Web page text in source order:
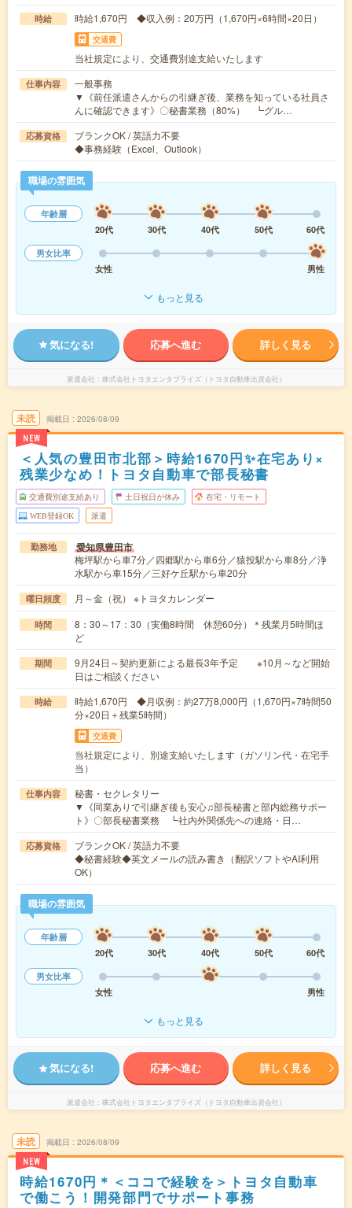
時給 時給1,670円 ◆収入例：20万円（1,670円×6時間×20日）
交通費
当社規定により、交通費別途支給いたします
仕事内容
一般事務
▼《前任派遣さんからの引継ぎ後、業務を知っている社員さ
んに確認できます》〇秘書業務（80%） ┗グル…
応募資格
ブランクOK / 英語力不要
◆事務経験（Excel、Outlook）
職場の雰囲気
年齢層
20代
30代 40代 50代
60代
男女比率
女性
男性
もっと見る
気になる! 応募へ進む 詳しく見る
派遣会社 株式会社トヨタエンタプライズ（トヨタ自動車出資会社）
未読
NEW
掲載日 2026/08/09
＜人気の豊田市北部＞時給1670円✨在宅あり×
残業少なめ！トヨタ自動車で部長秘書
交通費別途支給あり 土日祝日が休み 在宅・リモート
WEB登録OK 派遣
勤務地 愛知県豊田市
梅坪駅から車7分／四郷駅から車6分／猿投駅から車8分／浄
水駅から車15分／三好ケ丘駅から車20分
曜日頻度 月～金（祝） ※トヨタカレンダー
時間
8：30～17：30（実働8時間 休憩60分）＊残業月5時間ほ
ど
期間
9月24日～契約更新による最長3年予定 ※10月～など開始
日はご相談ください
時給
時給1,670円 ◆月収例：約27万8,000円（1,670円×7時間50
分×20日＋残業5時間）
交通費
当社規定により、別途支給いたします（ガソリン代・在宅手
当）
仕事内容
秘書・セクレタリー
▼《同業ありで引継ぎ後も安心♫部長秘書と部内総務サポー
ト》〇部長秘書業務 ┗社内外関係先への連絡・日…
応募資格
ブランクOK / 英語力不要
◆秘書経験◆英文メールの読み書き（翻訳ソフトやAI利用
OK）
職場の雰囲気
年齢層
20代
30代 40代 50代
60代
男女比率
女性
男性
もっと見る
気になる! 応募へ進む 詳しく見る
派遣会社 株式会社トヨタエンタプライズ（トヨタ自動車出資会社）
未読
NEW
掲載日 2026/08/09
時給1670円＊＜ココで経験を＞トヨタ自動車
で働こう！開発部門でサポート事務